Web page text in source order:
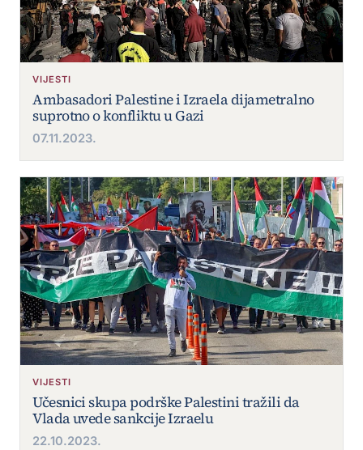
VIJESTI
Ambasadori Palestine i Izraela dijametralno
suprotno o konfliktu u Gazi
07.11.2023.
VIJESTI
Učesnici skupa podrške Palestini tražili da
Vlada uvede sankcije Izraelu
22.10.2023.